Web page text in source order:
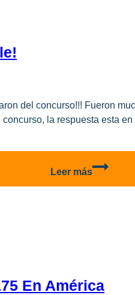
del concurso!!! Fueron
la respuesta esta
Leer más
Ganador
En América